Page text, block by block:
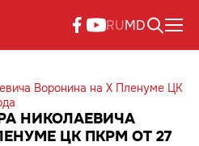
RUMD
Воронина на X Пленуме ЦК
НИКОЛАЕВИЧА
ЦК ПКРМ ОТ 27